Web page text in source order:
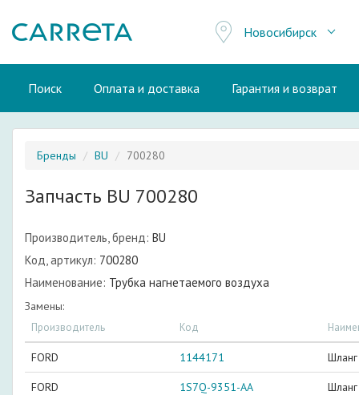
Новосибирск
Поиск Оплата и доставка Гарантия и возврат
Бренды BU 700280
Запчасть BU 700280
Производитель, бренд: BU
Код, артикул: 700280
Наименование: Трубка нагнетаемого воздуха
Замены:
Производитель Код
FORD 1144171 Шланг
FORD 1S7Q-9351-AA Шланг